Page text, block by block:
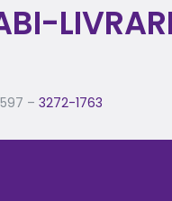
597 –3272-1763